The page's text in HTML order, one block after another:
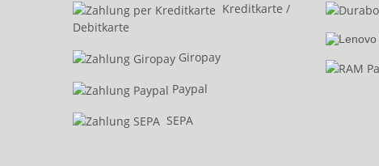
Kreditkarte /
Debitkarte
Giropay
Paypal
SEPA